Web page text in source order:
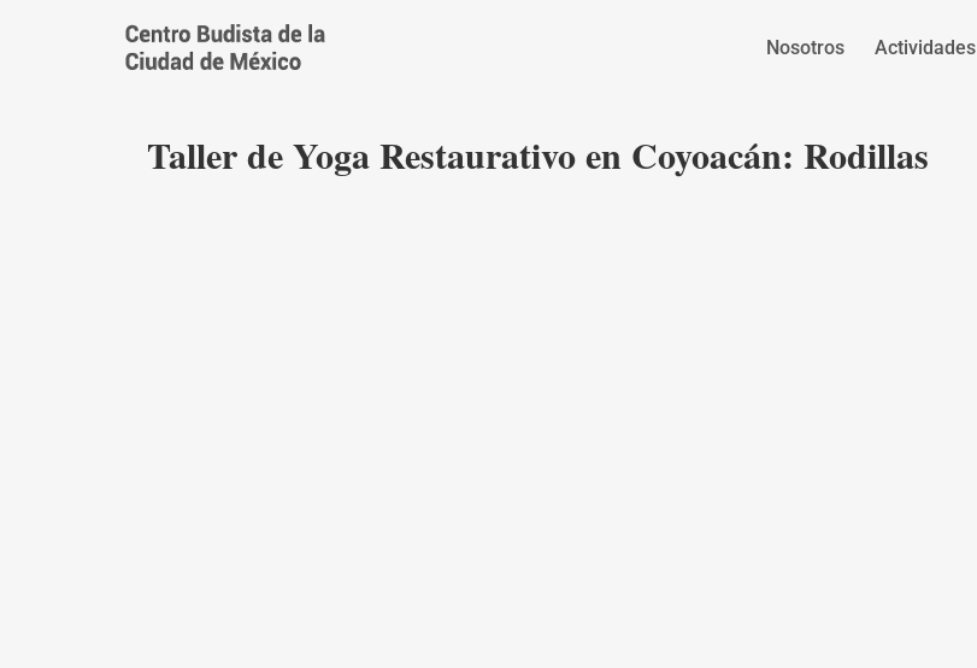
Nosotros Actividades
Taller de Yoga Restaurativo en Coyoacán: Rodillas